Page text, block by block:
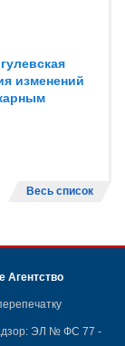
изменений
Весь список
Агентство
ЭЛ № ФС 77 -